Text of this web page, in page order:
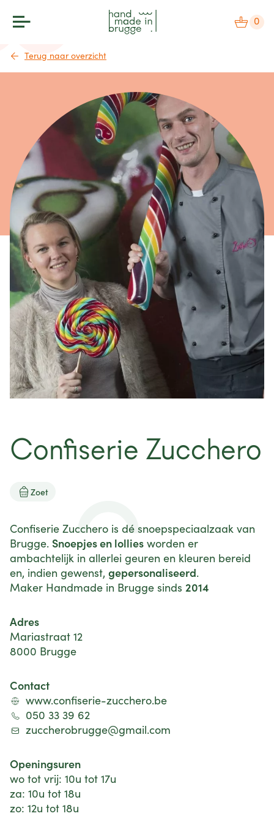
0
bezoek
agenda
over
nieuws
projecten
contact
Terug naar overzicht
Confiserie Zucchero
Zoet
Confiserie Zucchero is dé snoepspeciaalzaak van
Brugge. Snoepjes en lollies worden er
ambachtelijk in allerlei geuren en kleuren bereid
en, indien gewenst, gepersonaliseerd.
Maker Handmade in Brugge sinds 2014
Adres
Mariastraat 12
8000 Brugge
Contact
www.confiserie-zucchero.be
050 33 39 62
zuccherobrugge@gmail.com
Openingsuren
wo tot vrij: 10u tot 17u
za: 10u tot 18u
zo: 12u tot 18u